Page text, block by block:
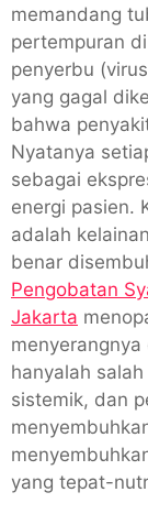
memandang
pertempuran
penyerbu
yang gagal
bahwa
Nyatanya
sebagai
energi pasien.
adalah
benar
Pengobatan
Jakarta
hanyalah
sistemik, dan
yang tepat-